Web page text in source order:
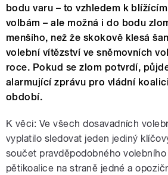
bodu varu – to vzhledem k
volbám – ale možná i do bodu
menšího, než že skokově klesá
volební vítězství ve sněmovních
roce. Pokud se zlom potvrdí,
alarmující zprávu pro vládní
období.
K věci: Ve všech dosavadních
vyplatilo sledovat jeden jediný
součet pravděpodobného
pětikoalice na straně jedné a